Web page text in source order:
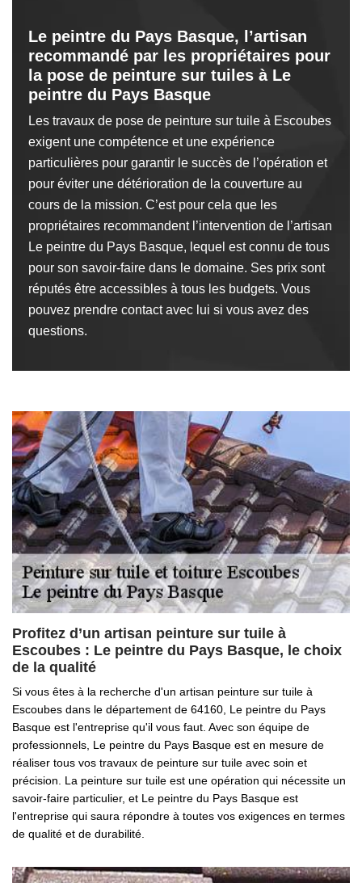
Le peintre du Pays Basque, l’artisan
recommandé par les propriétaires pour
la pose de peinture sur tuiles à Le
peintre du Pays Basque
Les travaux de pose de peinture sur tuile à Escoubes
exigent une compétence et une expérience
particulières pour garantir le succès de l’opération et
pour éviter une détérioration de la couverture au
cours de la mission. C’est pour cela que les
propriétaires recommandent l’intervention de l’artisan
Le peintre du Pays Basque, lequel est connu de tous
pour son savoir-faire dans le domaine. Ses prix sont
réputés être accessibles à tous les budgets. Vous
pouvez prendre contact avec lui si vous avez des
questions.
Profitez d’un artisan peinture sur tuile à
Escoubes : Le peintre du Pays Basque, le choix
de la qualité
Si vous êtes à la recherche d'un artisan peinture sur tuile à
Escoubes dans le département de 64160, Le peintre du Pays
Basque est l'entreprise qu'il vous faut. Avec son équipe de
professionnels, Le peintre du Pays Basque est en mesure de
réaliser tous vos travaux de peinture sur tuile avec soin et
précision. La peinture sur tuile est une opération qui nécessite un
savoir-faire particulier, et Le peintre du Pays Basque est
l'entreprise qui saura répondre à toutes vos exigences en termes
de qualité et de durabilité.